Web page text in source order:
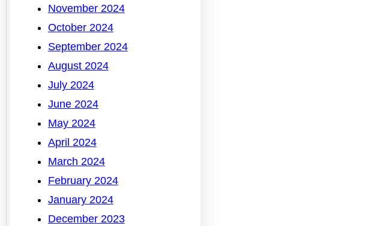
November 2024
October 2024
September 2024
August 2024
July 2024
June 2024
May 2024
April 2024
March 2024
February 2024
January 2024
December 2023